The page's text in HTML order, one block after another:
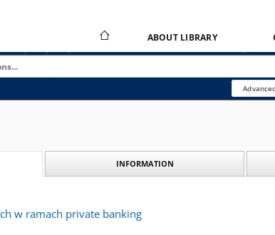
ABOUT LIBRARY
INFORMATION
w ramach private banking